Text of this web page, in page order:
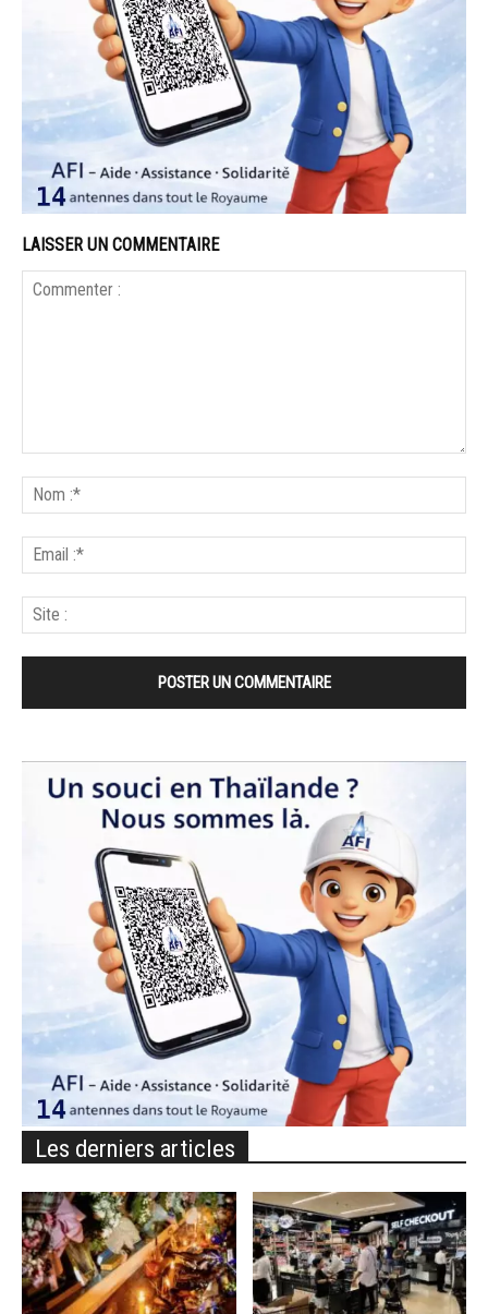
LAISSER UN COMMENTAIRE
Les derniers articles